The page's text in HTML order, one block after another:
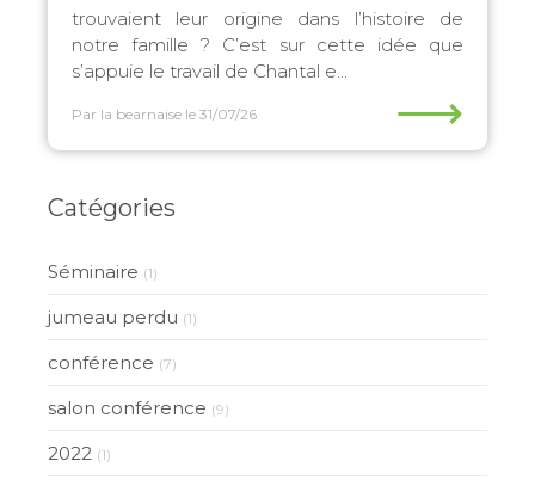
trouvaient leur origine dans l’histoire de
notre famille ? C’est sur cette idée que
s’appuie le travail de Chantal e...
Par la bearnaise le 31/07/26 ⟶
Catégories
Séminaire (1)
jumeau perdu (1)
conférence (7)
salon conférence (9)
2022 (1)